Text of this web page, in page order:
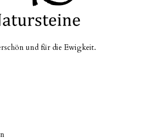
und für die Ewigkeit.